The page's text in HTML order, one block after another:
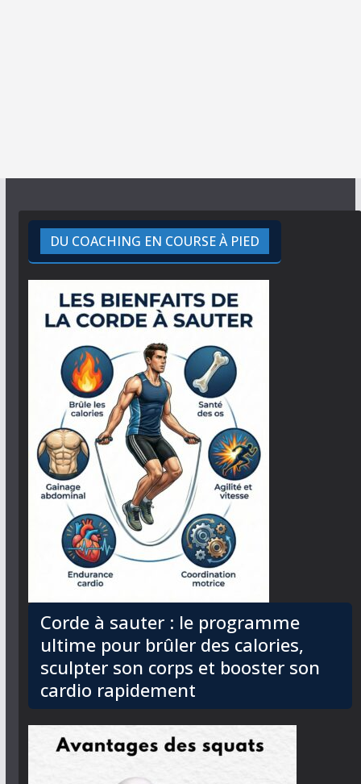
DU COACHING EN COURSE À PIED
Corde à sauter : le programme
ultime pour brûler des calories,
sculpter son corps et booster son
cardio rapidement